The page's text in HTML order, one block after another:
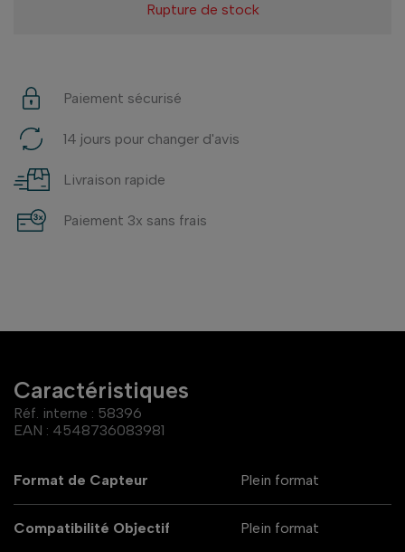
Rupture de stock
Paiement sécurisé
14 jours pour changer d'avis
Livraison rapide
Paiement 3x sans frais
Caractéristiques
Réf. interne : 58396
EAN : 4548736083981
Format de Capteur Plein format
Compatibilité Objectif Plein format